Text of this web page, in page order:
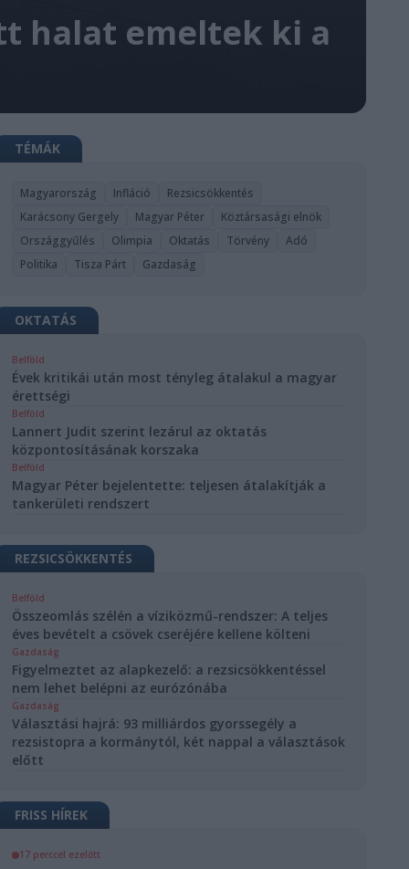
halat emeltek ki a
TÉMÁK
Magyarország Infláció
Rezsicsökkentés
Karácsony Gergely
Magyar Péter
Köztársasági elnök
Országgyűlés
Olimpia Oktatás Törvény
Adó
Politika
Tisza Párt Gazdaság
OKTATÁS
Belföld
Évek kritikái után most tényleg átalakul a magyar
érettségi
Belföld
Lannert Judit szerint lezárul az oktatás
központosításának korszaka
Belföld
Magyar Péter bejelentette: teljesen átalakítják a
tankerületi rendszert
REZSICSÖKKENTÉS
Belföld
Összeomlás szélén a víziközmű-rendszer: A teljes
éves bevételt a csövek cseréjére kellene költeni
Gazdaság
Figyelmeztet az alapkezelő: a rezsicsökkentéssel
nem lehet belépni az eurózónába
Gazdaság
Választási hajrá: 93 milliárdos gyorssegély a
rezsistopra a kormánytól, két nappal a választások
előtt
FRISS HÍREK
17 perccel ezelőtt